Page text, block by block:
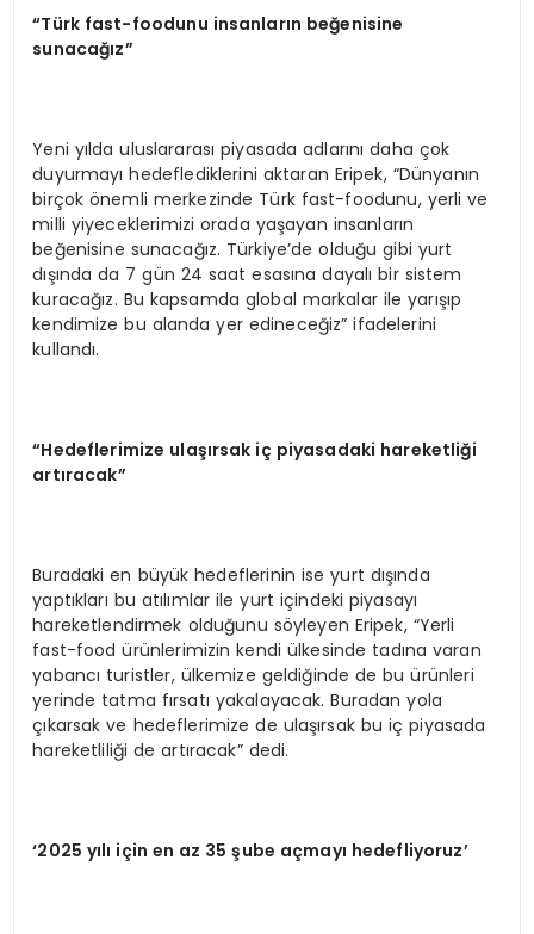
“Türk fast-foodunu insanların beğenisine
sunacağız”
Yeni yılda uluslararası piyasada adlarını daha çok
duyurmayı hedeflediklerini aktaran Eripek, “Dünyanın
birçok önemli merkezinde Türk fast-foodunu, yerli ve
milli yiyeceklerimizi orada yaşayan insanların
beğenisine sunacağız. Türkiye’de olduğu gibi yurt
dışında da 7 gün 24 saat esasına dayalı bir sistem
kuracağız. Bu kapsamda global markalar ile yarışıp
kendimize bu alanda yer edineceğiz” ifadelerini
kullandı.
“Hedeflerimize ulaşırsak iç piyasadaki hareketliği
artıracak”
Buradaki en büyük hedeflerinin ise yurt dışında
yaptıkları bu atılımlar ile yurt içindeki piyasayı
hareketlendirmek olduğunu söyleyen Eripek, “Yerli
fast-food ürünlerimizin kendi ülkesinde tadına varan
yabancı turistler, ülkemize geldiğinde de bu ürünleri
yerinde tatma fırsatı yakalayacak. Buradan yola
çıkarsak ve hedeflerimize de ulaşırsak bu iç piyasada
hareketliliği de artıracak” dedi.
‘2025 yılı için en az 35 şube açmayı hedefliyoruz’